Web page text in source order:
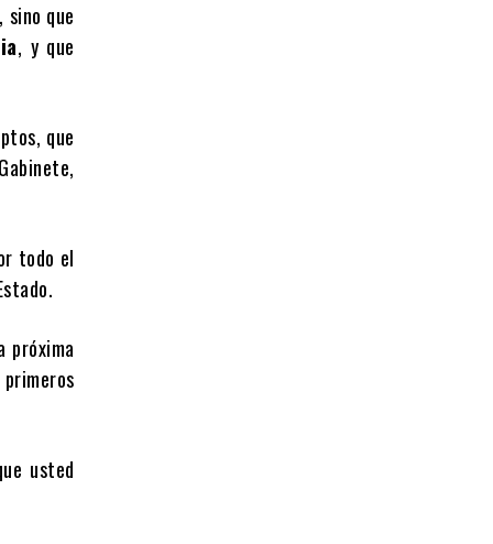
sino que
, y que
que
todo el
próxima
usted